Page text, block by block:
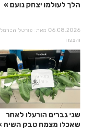
הלך לעולמו יצחק נועם
06.08.2026 מאת: פורטל הכרמל
והצפון
שני גברים הורעלו לאחר
שאכלו מצמח טבק השיח